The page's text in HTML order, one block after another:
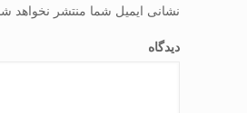
نشانی ایمیل شما منتشر نخواهد
دیدگاه